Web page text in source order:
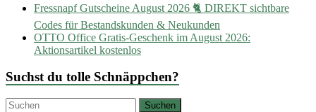
Fressnapf Gutscheine August 2026 🐈 DIREKT sichtbare
Codes für Bestandskunden & Neukunden
OTTO Office Gratis-Geschenk im August 2026:
Aktionsartikel kostenlos
Suchst du tolle Schnäppchen?